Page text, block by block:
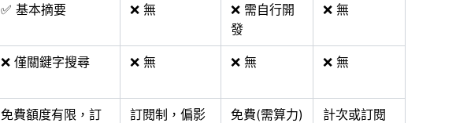
✅ 基本摘要 ❌ 無
❌ 需自行開
發
❌ 無
❌ 僅關鍵字搜尋 ❌ 無 ❌ 無 ❌ 無
免費額度有限，訂
訂閱制，偏影
免費(需算力) 計次或訂閱